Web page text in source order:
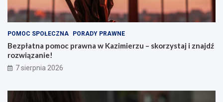
POMOC SPOŁECZNA PORADY PRAWNE
Bezpłatna pomoc prawna w Kazimierzu – skorzystaj i znajdź
rozwiązanie!
7 sierpnia 2026